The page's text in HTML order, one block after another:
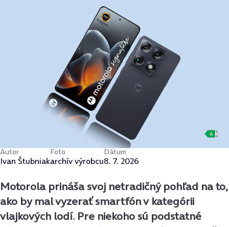
Autor
Ivan Štubniak
Foto
archív výrobcu
Dátum
8. 7. 2026
Motorola prináša svoj netradičný pohľad na to,
ako by mal vyzerať smartfón v kategórii
vlajkových lodí. Pre niekoho sú podstatné